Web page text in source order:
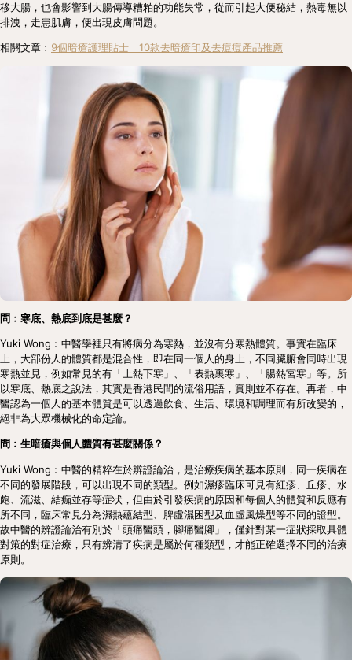
移大腸，也會影響到大腸傳導糟粕的功能失常，從而引起大便秘結，熱毒無以
排洩，走患肌膚，便出現皮膚問題。
相關文章﹕ 9個暗瘡護理貼士｜10款去暗瘡印及去痘痘產品推薦
問﹕寒底、熱底到底是甚麼？
Yuki Wong﹕中醫學裡只有將病分為寒熱，並沒有分寒熱體質。事實在臨床
上，大部份人的體質都是混合性，即在同一個人的身上，不同臟腑會同時出現
寒熱並見，例如常見的有「上熱下寒」、「表熱裏寒」、「腸熱宮寒」等。所
以寒底、熱底之說法，其實是香港民間的流俗用語，實則並不存在。再者，中
醫認為一個人的基本體質是可以透過飲食、生活、環境和調理而有所改變的，
絕非為大眾機械化的命定論。
問﹕生暗瘡與個人體質有甚麼關係？
Yuki Wong﹕中醫的精粹在於辨證論治，是治療疾病的基本原則，同一疾病在
不同的發展階段，可以出現不同的類型。例如濕疹臨床可見有紅疹、丘疹、水
皰、流滋、結痂並存等症状，但由於引發疾病的原因和每個人的體質和反應有
所不同，臨床常見分為濕熱蘊結型、脾虛濕困型及血虛風燥型等不同的證型。
故中醫的辨證論治有別於「頭痛醫頭，腳痛醫腳」，僅針對某一症狀採取具體
對策的對症治療，只有辨清了疾病是屬於何種類型，才能正確選擇不同的治療
原則。